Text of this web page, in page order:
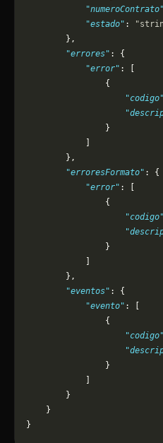
            "numeroContrato"
            "estado"
:
        },
        "errores"
: {
            "error"
: [
                {
                    "codigo"
                }
        },
        "erroresFormato"
: {
            "error"
: [
                {
                    "codigo"
                }
        },
        "eventos"
: {
            "evento"
: [
                {
                    "codigo"
                }
        }
    }
}